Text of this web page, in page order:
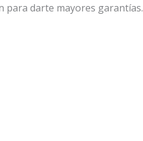
para darte mayores garantías.